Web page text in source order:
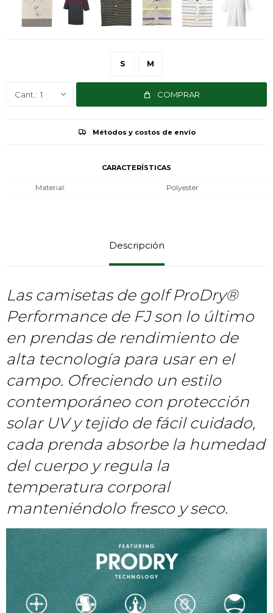
S M
1 COMPRAR
Métodos y costos de envío
CARACTERÍSTICAS
Material Polyester
Descripción
Las camisetas de golf ProDry®
Performance de FJ son lo último
en prendas de rendimiento de
alta tecnología para usar en el
campo. Ofreciendo un estilo
contemporáneo con protección
solar UV y tejido de fácil cuidado,
cada prenda absorbe la humedad
del cuerpo y regula la
temperatura corporal
manteniéndolo fresco y seco.